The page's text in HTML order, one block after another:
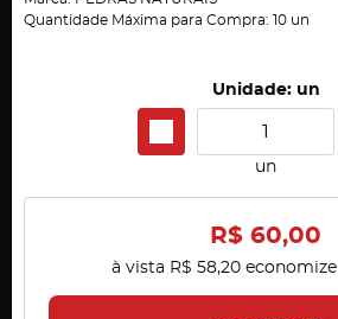
Quantidade Máxima para Compra:
10 un
Unidade: un
un
R$ 60,00
à vista R$ 58,20economize